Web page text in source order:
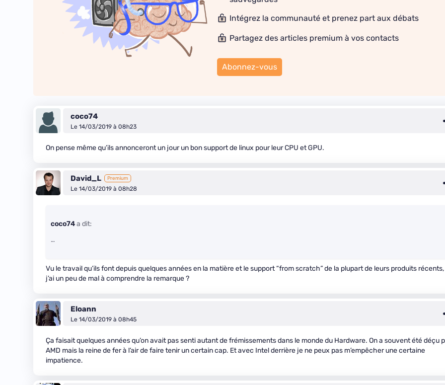
Intégrez la communauté et prenez part aux débats
Partagez des articles premium à vos contacts
Abonnez-vous
coco74
Le 14/03/2019 à 08h23
On pense même qu’ils annonceront un jour un bon support de linux pour leur CPU et GPU.
David_L Premium
Le 14/03/2019 à 08h28
coco74a dit:
…
Vu le travail qu’ils font depuis quelques années en la matière et le support “from scratch” de la plupart de leurs produits récents,
j’ai un peu de mal à comprendre la remarque ?
Eloann
Le 14/03/2019 à 08h45
Ça faisait quelques années qu’on avait pas senti autant de frémissements dans le monde du Hardware. On a souvent été déçu
AMD mais la reine de fer à l’air de faire tenir un certain cap. Et avec Intel derrière je ne peux pas m’empêcher une certaine
impatience.